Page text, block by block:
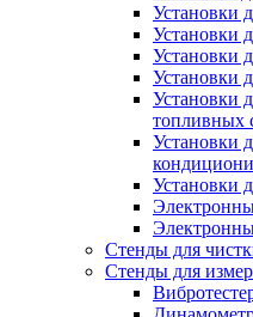
Установки
Установки
Установки
Установки
Установки
топливных
Установки
Установки
Стенды для
Стенды для